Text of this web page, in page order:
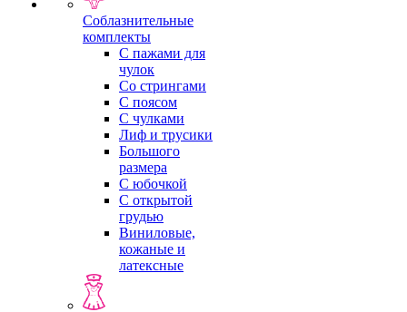
Соблазнительные
комплекты
С пажами для
чулок
Со стрингами
С поясом
С чулками
Лиф и трусики
Большого
размера
С юбочкой
С открытой
грудью
Виниловые,
кожаные и
латексные